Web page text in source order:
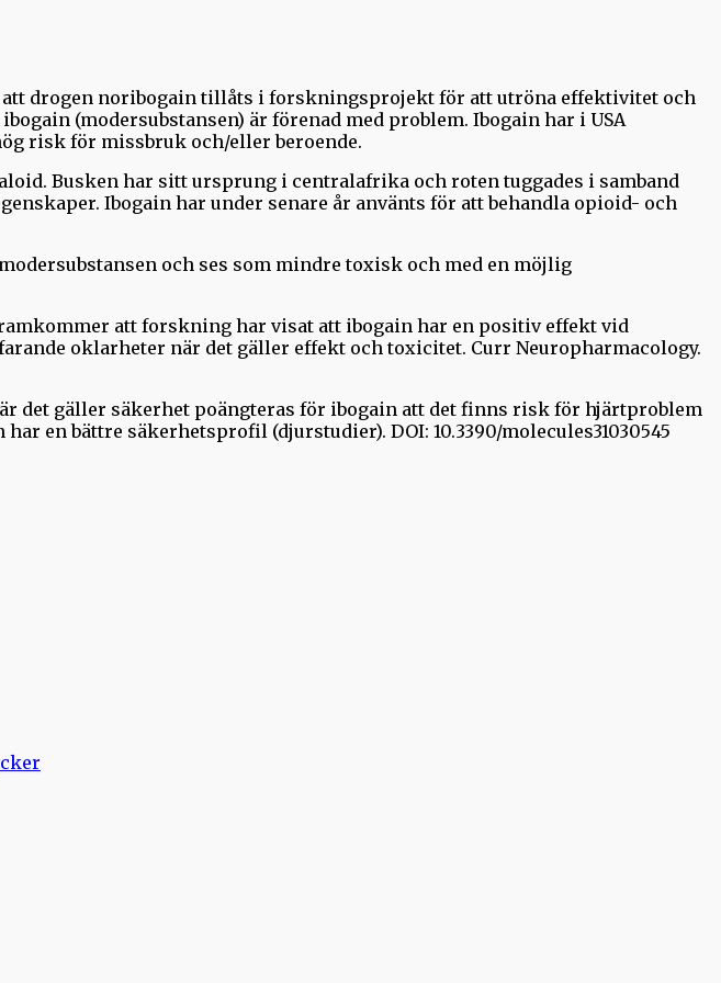
drogen noribogain tillåts i forskningsprojekt för att utröna effektivitet och
(modersubstansen) är förenad med problem. Ibogain har i USA
risk för missbruk och/eller beroende.
Busken har sitt ursprung i centralafrika och roten tuggades i samband
Ibogain har under senare år använts för att behandla opioid- och
och ses som mindre toxisk och med en möjlig
att forskning har visat att ibogain har en positiv effekt vid
oklarheter när det gäller effekt och toxicitet. Curr Neuropharmacology.
det gäller säkerhet poängteras för ibogain att det finns risk för hjärtproblem
en bättre säkerhetsprofil (djurstudier). DOI: 10.3390/molecules31030545